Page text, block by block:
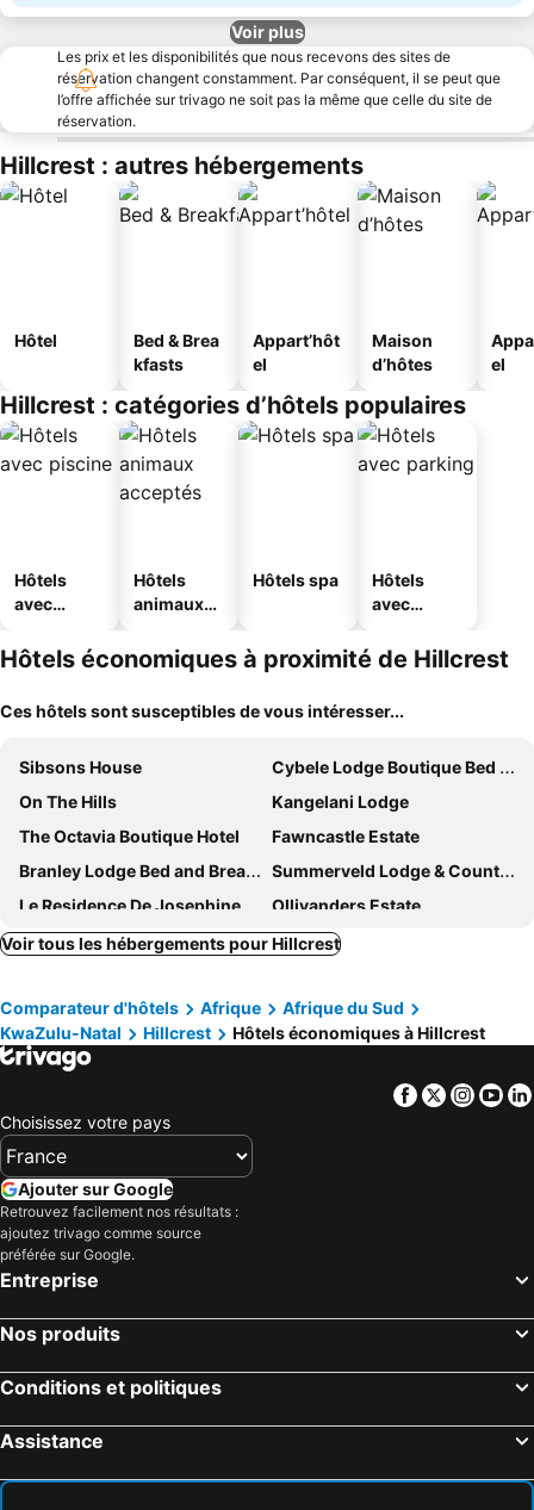
Voir plus
Les prix et les disponibilités que nous recevons des sites de
réservation changent constamment. Par conséquent, il se peut que
l’offre affichée sur trivago ne soit pas la même que celle du site de
réservation.
Hillcrest : autres hébergements
Hôtel
Bed & Brea
kfasts
Appart’hôt
el
Maison
d’hôtes
el
Hillcrest : catégories d’hôtels populaires
Hôtels
avec
Hôtels
animaux
Hôtels spa
Hôtels
avec
Hôtels économiques à proximité de Hillcrest
Ces hôtels sont susceptibles de vous intéresser...
Sibsons House
Cybele Lodge Boutique Bed and Breakfast
On The Hills
Kangelani Lodge
The Octavia Boutique Hotel
Fawncastle Estate
Branley Lodge Bed and Breakfast
Summerveld Lodge & Country Kitchen
Le Residence De Josephine
Ollivanders Estate
Sekret Zone Hotel
Bayside Lodge
Summerhill Estate
River Heaven BnB
Jay And Bee Guesthouse
Westville Bed and Breakfast
29 on St James Guest Lodge
Ekhaya Boutique Hotel
Voir tous les hébergements pour Hillcrest
Comparateur d'hôtels Afrique
Afrique du Sud
KwaZulu-Natal
Hillcrest Hôtels économiques à Hillcrest
Facebook
Twitter
Choisissez votre pays
Ajouter sur Google
Retrouvez facilement nos résultats :
ajoutez trivago comme source
préférée sur Google.
Entreprise
Nos produits
Conditions et politiques
Assistance